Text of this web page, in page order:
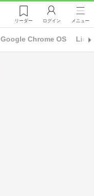
リーダー ログイン メニュー
Google Chrome OS